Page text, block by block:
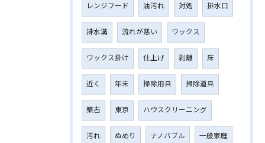
レンジフード 油汚れ 対処 排水口
排水溝 流れが悪い ワックス
ワックス掛け 仕上げ 剥離 床
近く 年末 掃除用具 掃除道具
築古 東京 ハウスクリーニング
汚れ ぬめり ナノバブル 一般家庭